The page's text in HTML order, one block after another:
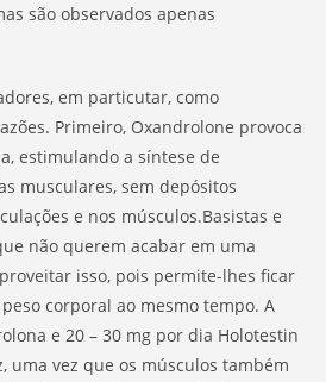
são observados apenas
em particutar, como
Primeiro, Oxandrolone provoca
estimulando a síntese de
musculares, sem depósitos
e nos músculos.Basistas e
não querem acabar em uma
isso, pois permite-lhes ficar
corporal ao mesmo tempo. A
e 20 – 30 mg por dia Holotestin
uma vez que os músculos também